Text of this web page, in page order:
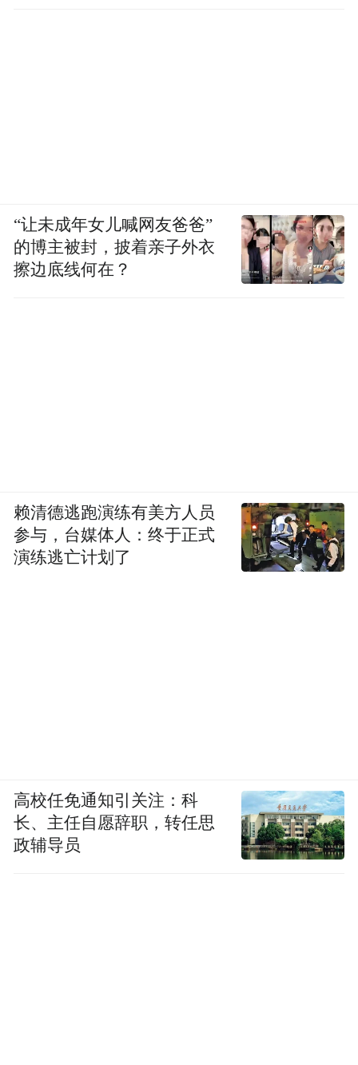
“让未成年女儿喊网友爸爸”
的博主被封，披着亲子外衣
擦边底线何在？
赖清德逃跑演练有美方人员
参与，台媒体人：终于正式
演练逃亡计划了
高校任免通知引关注：科
长、主任自愿辞职，转任思
政辅导员